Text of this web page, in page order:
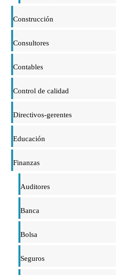
Construcción
Consultores
Contables
Control de calidad
Directivos-gerentes
Educación
Finanzas
Auditores
Banca
Bolsa
Seguros